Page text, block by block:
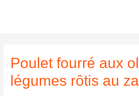
Poulet fourré aux
légumes rôtis au